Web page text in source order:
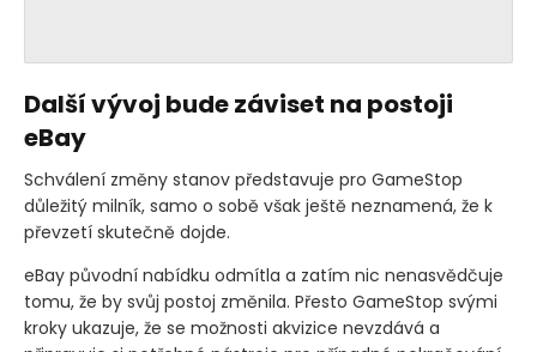
Další vývoj bude záviset na postoji
eBay
Schválení změny stanov představuje pro GameStop
důležitý milník, samo o sobě však ještě neznamená, že k
převzetí skutečně dojde.
eBay původní nabídku odmítla a zatím nic nenasvědčuje
tomu, že by svůj postoj změnila. Přesto GameStop svými
kroky ukazuje, že se možnosti akvizice nevzdává a